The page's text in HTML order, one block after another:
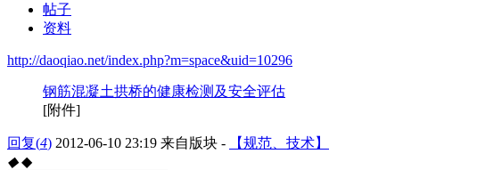
帖子
资料
http://daoqiao.net/index.php?m=space&uid=10296
钢筋混凝土拱桥的健康检测及安全评估
[附件]
回复(4) 2012-06-10 23:19 来自版块 -
【规范、技术】
◆ ◆